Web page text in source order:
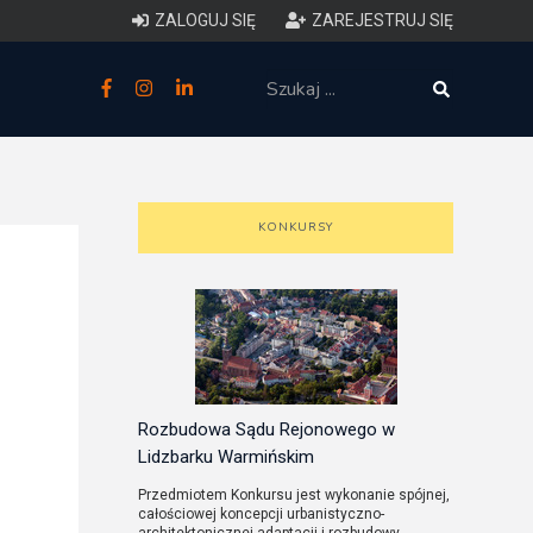
ZALOGUJ SIĘ ZAREJESTRUJ SIĘ
zakres i forma projektu
przestrzennym
KONKURSY
Rozbudowa Sądu Rejonowego w
Lidzbarku Warmińskim
Przedmiotem Konkursu jest wykonanie spójnej,
całościowej koncepcji urbanistyczno-